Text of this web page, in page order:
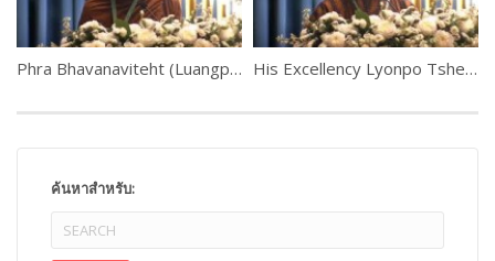
Phra Bhavanaviteht (Luangpor Khammadhammo) His Excellency Lyonpo Tshering Wangchuk, Bhutan
ค้นหาสำหรับ: